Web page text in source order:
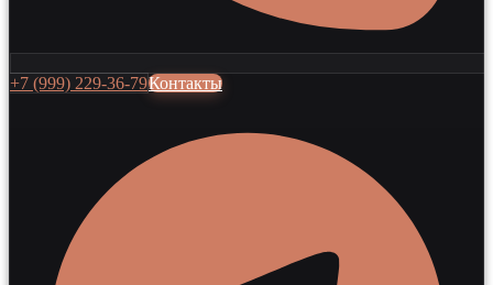
+7 (999) 229-36-79Контакты